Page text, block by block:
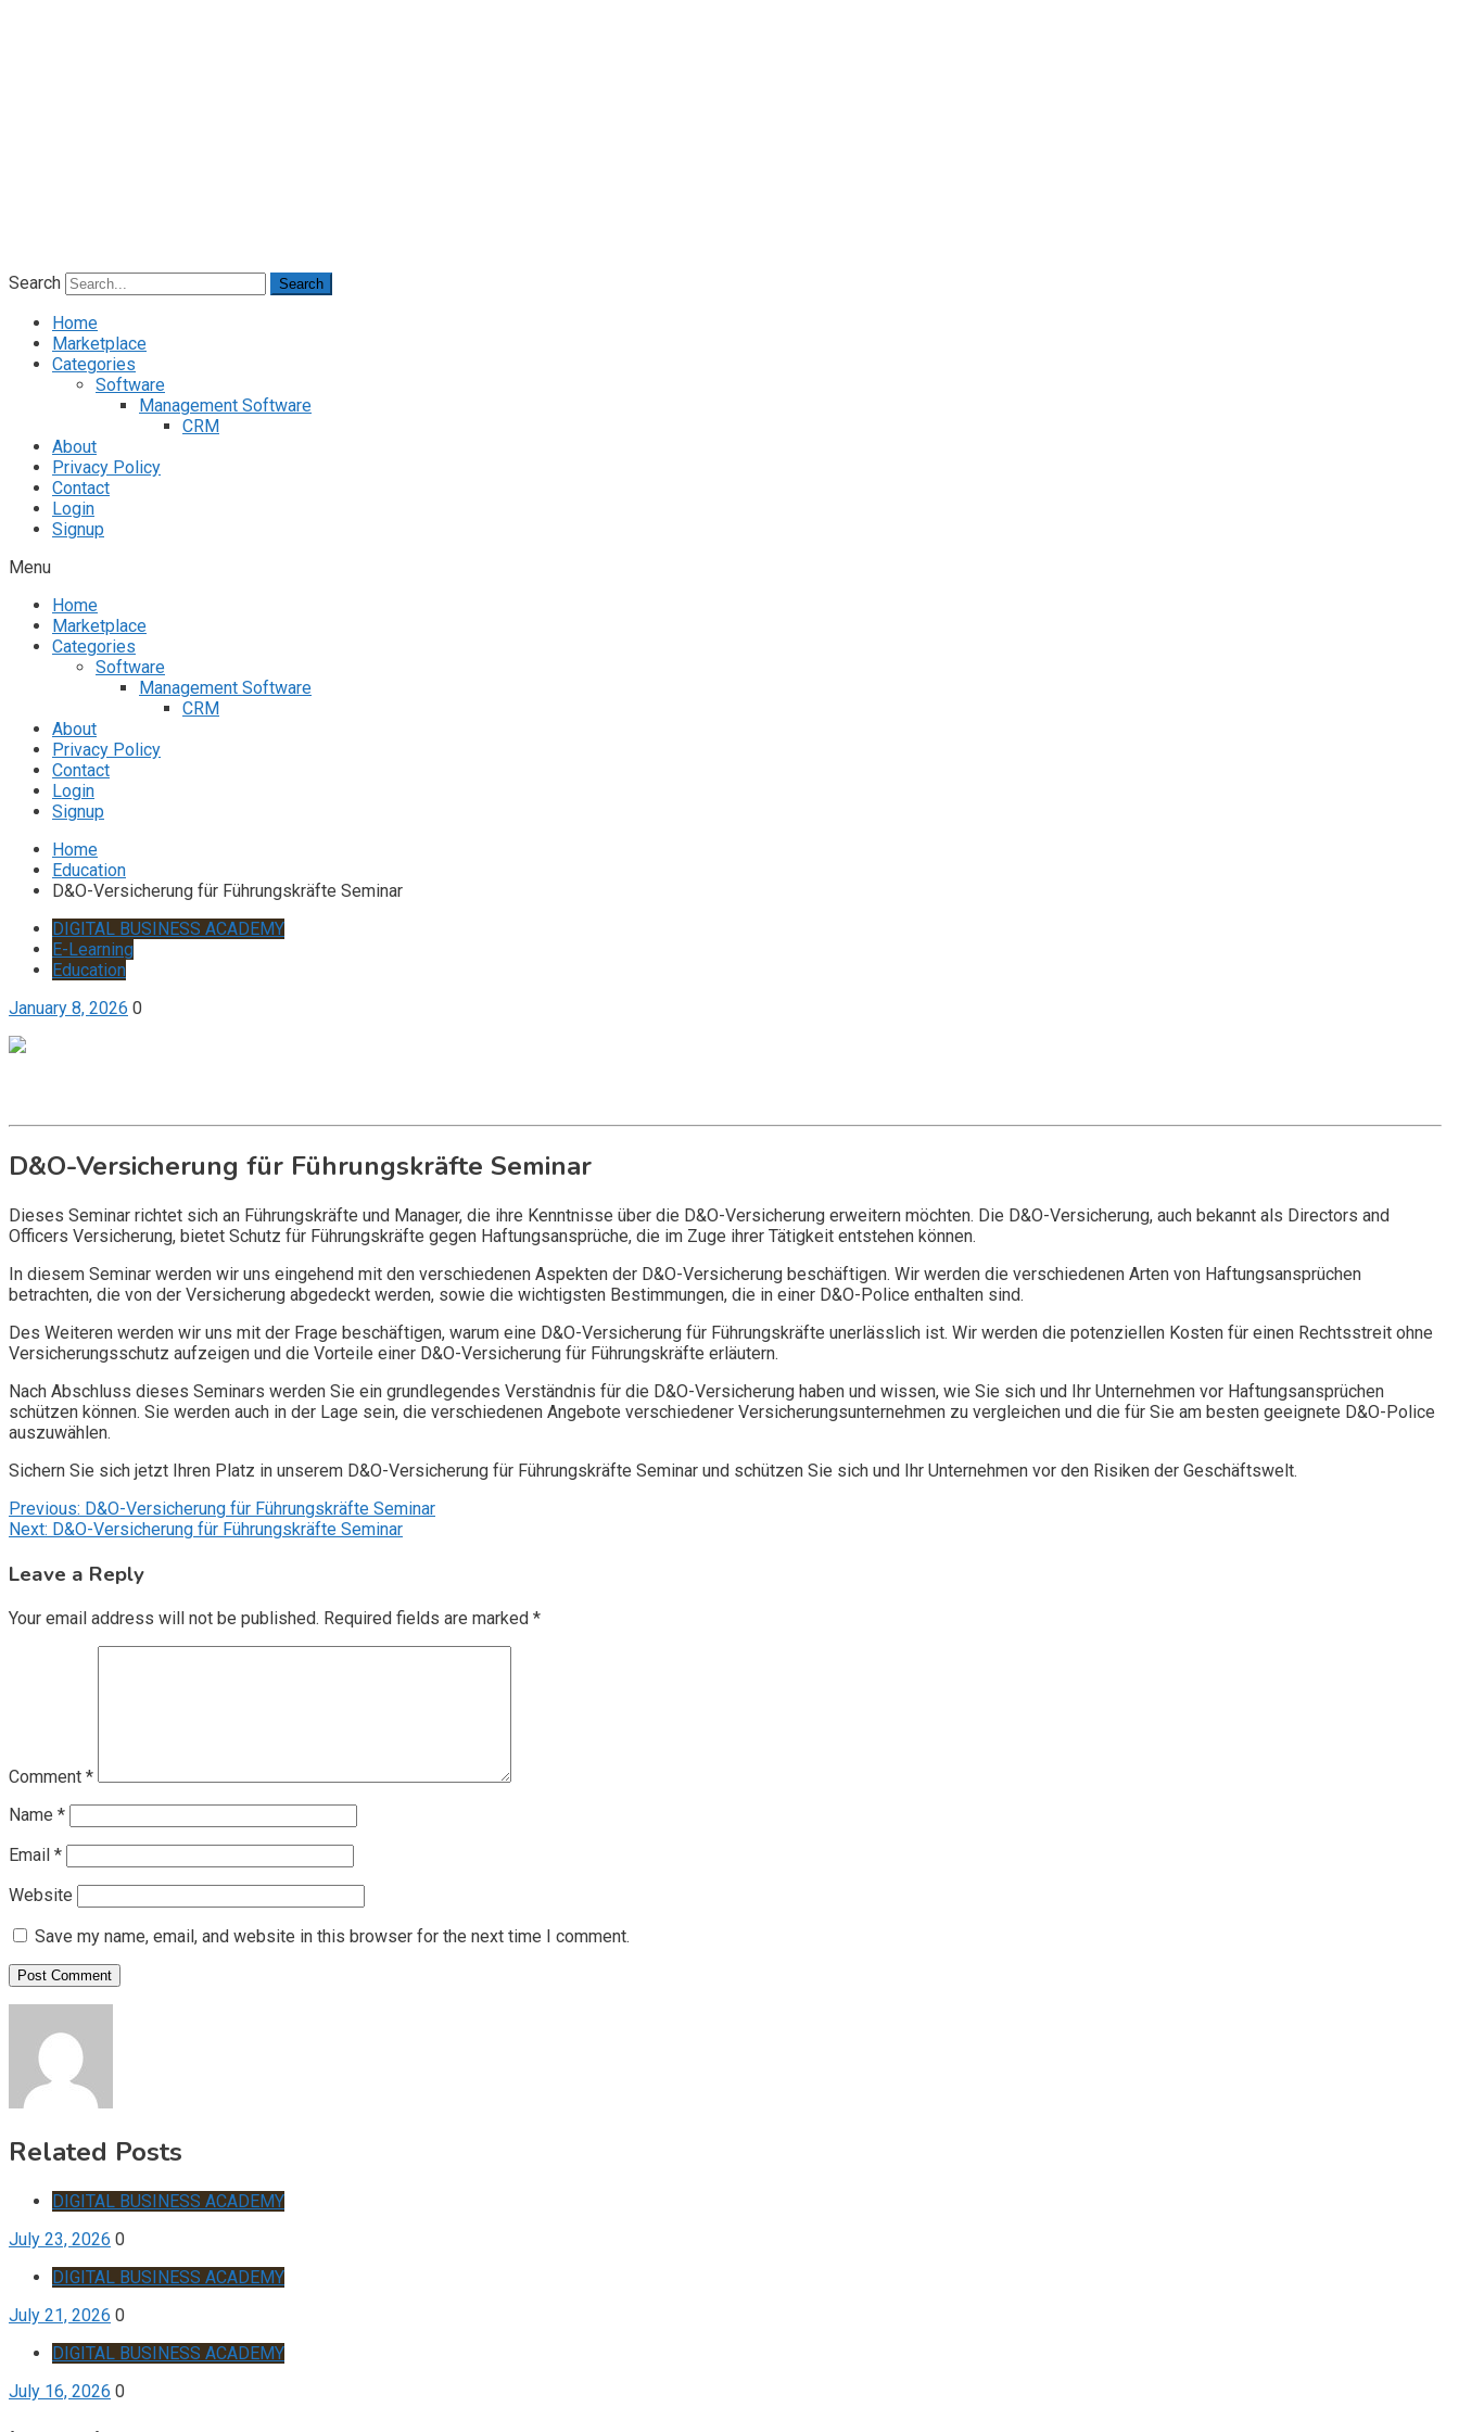
Search Search
Home
Marketplace
Categories
Software
Management Software
CRM
About
Privacy Policy
Contact
Login
Signup
Menu
Home
Marketplace
Categories
Software
Management Software
CRM
About
Privacy Policy
Contact
Login
Signup
Home
Education
D&O-Versicherung für Führungskräfte Seminar
DIGITAL BUSINESS ACADEMY
E-Learning
Education
January 8, 2026 0
D&O-Versicherung für Führungskräfte Seminar
Dieses Seminar richtet sich an Führungskräfte und Manager, die ihre Kenntnisse über die D&O-Versicherung erweitern möchten. Die D&O-Versicherung, auch bekannt als Directors and
Officers Versicherung, bietet Schutz für Führungskräfte gegen Haftungsansprüche, die im Zuge ihrer Tätigkeit entstehen können.
In diesem Seminar werden wir uns eingehend mit den verschiedenen Aspekten der D&O-Versicherung beschäftigen. Wir werden die verschiedenen Arten von Haftungsansprüchen
betrachten, die von der Versicherung abgedeckt werden, sowie die wichtigsten Bestimmungen, die in einer D&O-Police enthalten sind.
Des Weiteren werden wir uns mit der Frage beschäftigen, warum eine D&O-Versicherung für Führungskräfte unerlässlich ist. Wir werden die potenziellen Kosten für einen Rechtsstreit ohne
Versicherungsschutz aufzeigen und die Vorteile einer D&O-Versicherung für Führungskräfte erläutern.
Nach Abschluss dieses Seminars werden Sie ein grundlegendes Verständnis für die D&O-Versicherung haben und wissen, wie Sie sich und Ihr Unternehmen vor Haftungsansprüchen
schützen können. Sie werden auch in der Lage sein, die verschiedenen Angebote verschiedener Versicherungsunternehmen zu vergleichen und die für Sie am besten geeignete D&O-Police
auszuwählen.
Sichern Sie sich jetzt Ihren Platz in unserem D&O-Versicherung für Führungskräfte Seminar und schützen Sie sich und Ihr Unternehmen vor den Risiken der Geschäftswelt.
Post
navigation
Previous: D&O-Versicherung für Führungskräfte Seminar
Next: D&O-Versicherung für Führungskräfte Seminar
Leave a Reply
Your email address will not be published. Required fields are marked *
Comment *
Name *
Email *
Website
Save my name, email, and website in this browser for the next time I comment.
Related Posts
DIGITAL BUSINESS ACADEMY
July 23, 2026 0
DIGITAL BUSINESS ACADEMY
July 21, 2026 0
DIGITAL BUSINESS ACADEMY
July 16, 2026 0